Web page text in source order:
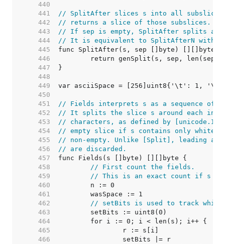
   440
   441
// SplitAfter slices s into all subslices
   442
// returns a slice of those subslices.
   443
// If sep is empty, SplitAfter splits after
   444
// It is equivalent to SplitAfterN with a
   445
   446
   447
   448
   449
   450
   451
// Fields interprets s as a sequence of
   452
// It splits the slice s around each
   453
// characters, as defined by
   454
// empty slice if s contains only white
   455
// non-empty. Unlike [Split], leading
   456
// are discarded.
   457
   458
// First count the fields.
   459
// This is an exact count if s is
   460
   461
   462
// setBits is used to track
   463
   464
   465
   466